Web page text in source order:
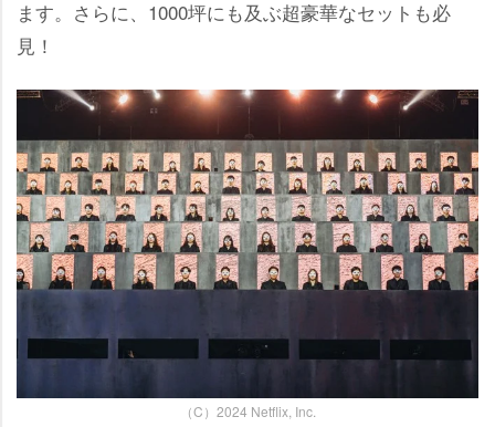
ます。さらに、1000坪にも及ぶ超豪華なセットも必
見！
（C）2024 Netflix, Inc.